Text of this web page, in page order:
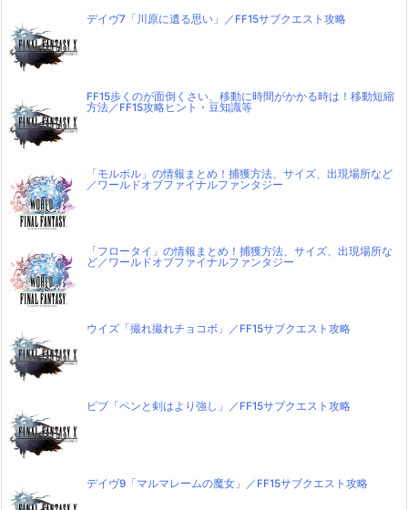
デイヴ7「川原に遺る思い」／FF15サブクエスト攻略
FF15歩くのが面倒くさい、移動に時間がかかる時は！移動短縮
方法／FF15攻略ヒント・豆知識等
「モルボル」の情報まとめ！捕獲方法、サイズ、出現場所など
／ワールドオブファイナルファンタジー
「フロータイ」の情報まとめ！捕獲方法、サイズ、出現場所な
ど／ワールドオブファイナルファンタジー
ウイズ「撮れ撮れチョコボ」／FF15サブクエスト攻略
ビブ「ペンと剣はより強し」／FF15サブクエスト攻略
デイヴ9「マルマレームの魔女」／FF15サブクエスト攻略